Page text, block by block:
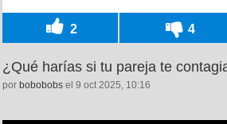
2 4
¿Qué harías si tu pareja te
por bobobobs el 9 oct 2025, 10:16